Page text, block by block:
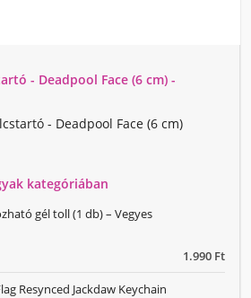
- Deadpool Face (6 cm) -
- Deadpool Face (6 cm)
kategóriában
1.990 Ft
gél toll (1 db) – Vegyes
Resynced Jackdaw Keychain